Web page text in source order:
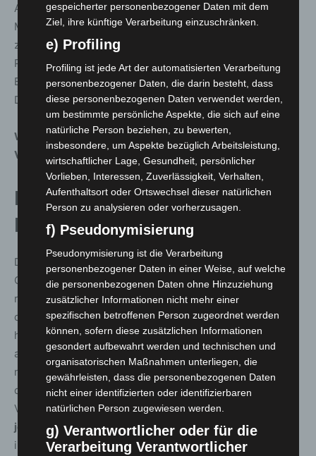
Als Kriterium für die Meldung „genesen“ gilt das
Meldedatum des Falles, wenn es länger als 14 Tage
zurückliegt. Die in dieser Kategorie aufgezählten
Patientinnen und Patienten sind außerdem weder in
Behandlung in einem Krankenhaus noch verstorben.
Diese Kriterien legt auch das RKI an.
Weitere Informationen zum Corona-
Virus
www.niedersachsen.de/coronavirus
Infektionszahlen aus der Region
Hannover
Die Region Hannover hat seit Auftreten der ersten
Corona-Infektion insgesamt 28.494Menschen
registriert, die sich in der Region mit
dem Coronavirus infiziert haben. Davon sind zum
heutigen Stand25.374Personen als genesen
aufgeführt.680 Menschen sind infolge einer
nachgewiesenen oder mutmaßlichen Corona-Infektion in
der Region verstorben; der Altersmedian der
Verstorbenen liegt bei 85 Jahren. Somit sind
jetzigen Zeitpunkt 2440 Menschenin der Region
infiziert. Die 7-Tages-Inzidenz pro 100.000 Einwohner
gespeicherter personenbezogener Daten mit dem
Ziel, ihre künftige Verarbeitung einzuschränken.
e) Profiling
Profiling ist jede Art der automatisierten Verarbeitung
personenbezogener Daten, die darin besteht, dass
diese personenbezogenen Daten verwendet werden,
um bestimmte persönliche Aspekte, die sich auf eine
natürliche Person beziehen, zu bewerten,
insbesondere, um Aspekte bezüglich Arbeitsleistung,
wirtschaftlicher Lage, Gesundheit, persönlicher
Vorlieben, Interessen, Zuverlässigkeit, Verhalten,
Aufenthaltsort oder Ortswechsel dieser natürlichen
Person zu analysieren oder vorherzusagen.
f) Pseudonymisierung
Pseudonymisierung ist die Verarbeitung
personenbezogener Daten in einer Weise, auf welche
die personenbezogenen Daten ohne Hinzuziehung
zusätzlicher Informationen nicht mehr einer
spezifischen betroffenen Person zugeordnet werden
können, sofern diese zusätzlichen Informationen
gesondert aufbewahrt werden und technischen und
organisatorischen Maßnahmen unterliegen, die
gewährleisten, dass die personenbezogenen Daten
nicht einer identifizierten oder identifizierbaren
natürlichen Person zugewiesen werden.
g) Verantwortlicher oder für die
Verarbeitung Verantwortlicher